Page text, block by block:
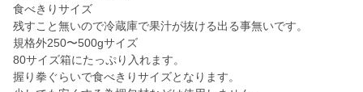
食べきりサイズ
残すこと無いので冷蔵庫で果汁が抜ける出る事無いです。
規格外250〜500gサイズ
80サイズ箱にたっぷり入れます。
握り拳ぐらいで食べきりサイズとなります。